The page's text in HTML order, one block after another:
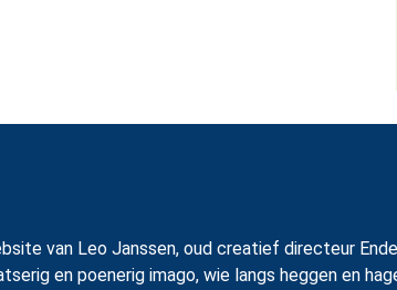
van Leo Janssen, oud creatief directeur
en poenerig imago, wie langs heggen en